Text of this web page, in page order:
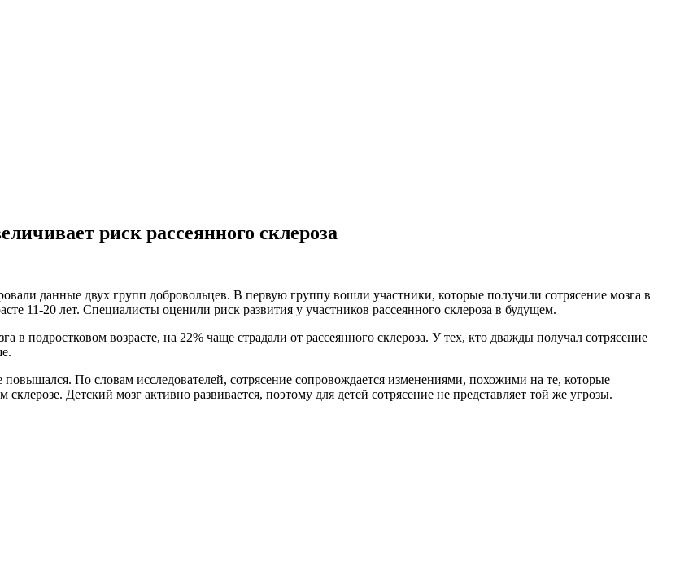
риск рассеянного склероза
данные двух групп добровольцев. В первую группу вошли участники, которые получили сотрясение мозга в
11-20 лет. Специалисты оценили риск развития у участников рассеянного склероза в будущем.
подростковом возрасте, на 22% чаще страдали от рассеянного склероза. У тех, кто дважды получал сотрясение
По словам исследователей, сотрясение сопровождается изменениями, похожими на те, которые
Детский мозг активно развивается, поэтому для детей сотрясение не представляет той же угрозы.